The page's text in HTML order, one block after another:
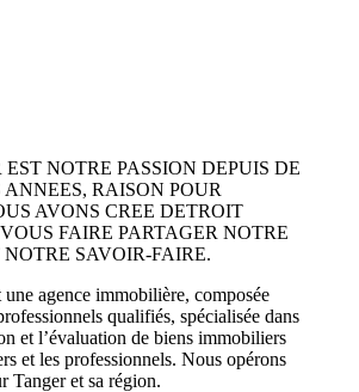
NOTRE PASSION DEPUIS DE
RAISON POUR
AVONS CREE DETROIT
FAIRE PARTAGER NOTRE
NOTRE SAVOIR-FAIRE.
agence immobilière, composée
qualifiés, spécialisée dans
et l’évaluation de biens immobiliers
et les professionnels. Nous opérons
Tanger et sa région.